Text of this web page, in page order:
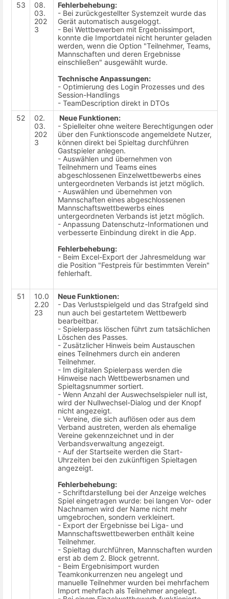
53
08.
03.
202
3
Fehlerbehebung:
- Bei zurückgestellter Systemzeit wurde das
Gerät automatisch ausgeloggt.
- Bei Wettbewerben mit Ergebnissimport,
konnte die Importdatei nicht herunter geladen
werden, wenn die Option "Teilnehmer, Teams,
Mannschaften und deren Ergebnisse
einschließen" ausgewählt wurde.
Technische Anpassungen:
- Optimierung des Login Prozesses und des
Session-Handlings
- TeamDescription direkt in DTOs
52
02.
03.
202
3
Neue Funktionen:
- Spielleiter ohne weitere Berechtigungen oder
über den Funktionscode angemeldete Nutzer,
können direkt bei Spieltag durchführen
Gastspieler anlegen.
- Auswählen und übernehmen von
Teilnehmern und Teams eines
abgeschlossenen Einzelwettbewerbs eines
untergeordneten Verbands ist jetzt möglich.
- Auswählen und übernehmen von
Mannschaften eines abgeschlossenen
Mannschaftswettbewerbs eines
untergeordneten Verbands ist jetzt möglich.
- Anpassung Datenschutz-Informationen und
verbesserte Einbindung direkt in die App.
Fehlerbehebung:
- Beim Excel-Export der Jahresmeldung war
die Position "Festpreis für bestimmten Verein"
fehlerhaft.
51
10.0
2.20
23
Neue Funktionen:
- Das Verlustspielgeld und das Strafgeld sind
nun auch bei gestartetem Wettbewerb
bearbeitbar.
- Spielerpass löschen führt zum tatsächlichen
Löschen des Passes.
- Zusätzlicher Hinweis beim Austauschen
eines Teilnehmers durch ein anderen
Teilnehmer.
- Im digitalen Spielerpass werden die
Hinweise nach Wettbewerbsnamen und
Spieltagsnummer sortiert.
- Wenn Anzahl der Auswechselspieler null ist,
wird der Nullwechsel-Dialog und der Knopf
nicht angezeigt.
- Vereine, die sich auflösen oder aus dem
Verband austreten, werden als ehemalige
Vereine gekennzeichnet und in der
Verbandsverwaltung angezeigt.
- Auf der Startseite werden die Start-
Uhrzeiten bei den zukünftigen Spieltagen
angezeigt.
Fehlerbehebung:
- Schriftdarstellung bei der Anzeige welches
Spiel eingetragen wurde: bei langen Vor- oder
Nachnamen wird der Name nicht mehr
umgebrochen, sondern verkleinert.
- Export der Ergebnisse bei Liga- und
Mannschaftswettbewerben enthält keine
Teilnehmer.
- Spieltag durchführen, Mannschaften wurden
erst ab dem 2. Block getrennt.
- Beim Ergebnisimport wurden
Teamkonkurrenzen neu angelegt und
manuelle Teilnehmer wurden bei mehrfachem
Import mehrfach als Teilnehmer angelegt.